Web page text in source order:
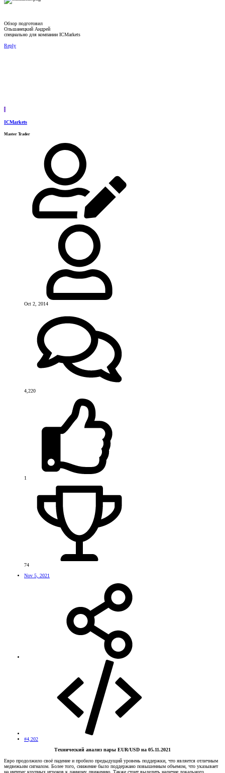
Обзор подготовил
Ольшанецкий Андрей
специально для компании ICMarkets
Reply
ICMarkets
Master Trader
Oct 2, 2014
4,220
1
74
Nov 5, 2021
#4,202
Технический анализ пары EUR/USD на 05.11.2021
Евро продолжило своё падение и пробило предыдущий уровень поддержки, что является отличным
медвежьим сигналом. Более того, снижение было поддержано повышенным объемом, что указывает